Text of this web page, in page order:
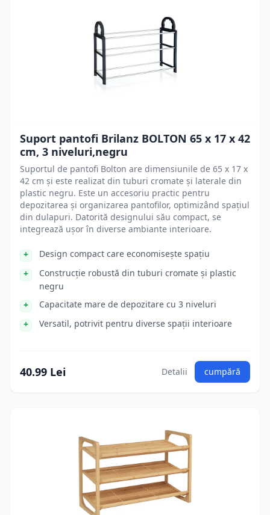
Suport pantofi Brilanz BOLTON 65 x 17 x 42
cm, 3 niveluri,negru
Suportul de pantofi Bolton are dimensiunile de 65 x 17 x
42 cm și este realizat din tuburi cromate și laterale din
plastic negru. Este un accesoriu practic pentru
depozitarea și organizarea pantofilor, optimizând spațiul
din dulapuri. Datorită designului său compact, se
integrează ușor în diverse ambiante interioare.
Design compact care economisește spațiu
Construcție robustă din tuburi cromate și plastic
negru
Capacitate mare de depozitare cu 3 niveluri
Versatil, potrivit pentru diverse spații interioare
40.99 Lei Detalii cumpără